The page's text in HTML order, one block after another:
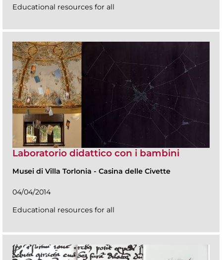
Educational resources for all
Laboratorio didattico con i bambini
Musei di Villa Torlonia - Casina delle Civette
04/04/2014
Educational resources for all